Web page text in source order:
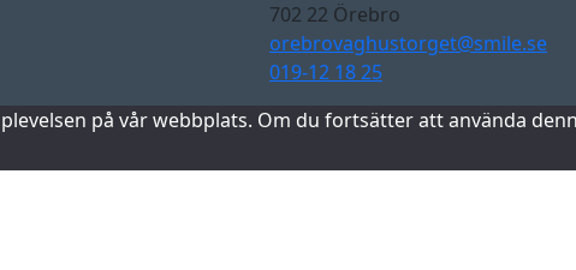
702 22 Örebro
orebrovaghustorget@smile.se
019-12 18 25
på vår webbplats. Om du fortsätter att använda